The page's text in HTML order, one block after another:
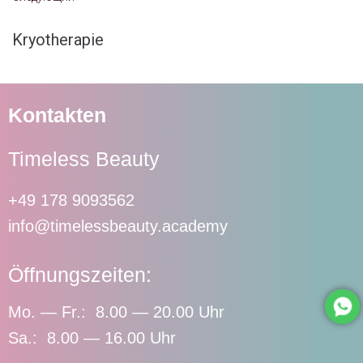
Kryotherapie
Kontakten
Timeless Beauty
+49 178 9093562
info@timelessbeauty.academy
Öffnungszeiten:
Mo. — Fr.: 8.00 — 20.00 Uhr
Sa.: 8.00 — 16.00 Uhr